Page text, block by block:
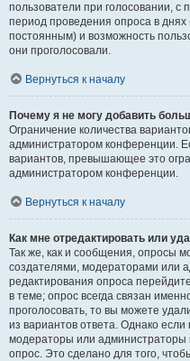
пользователи при голосовании,
период проведения опроса в днях
постоянным) и возможность
они проголосовали.
Вернуться к началу
Почему я не могу добавить
Ограничение количества
администратором конференции.
вариантов, превышающее это
администратором конференции.
Вернуться к началу
Как мне отредактировать или
Так же, как и сообщения, опросы
создателями, модераторами или
редактирования опроса
в теме; опрос всегда связан
проголосовать, то вы можете
из вариантов ответа. Однако если
модераторы или администраторы
опрос. Это сделано для того,